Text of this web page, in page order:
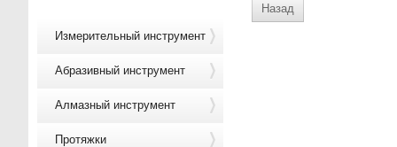
Назад
Измерительный инструмент
Абразивный инструмент
Алмазный инструмент
Протяжки